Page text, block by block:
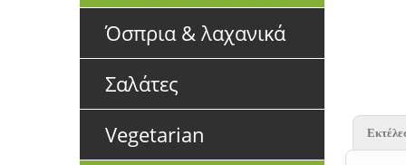
Όσπρια & λαχανικά
Σαλάτες
Vegetarian